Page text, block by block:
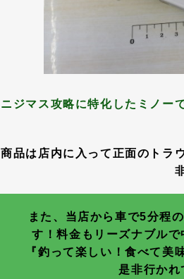
ニジマス攻略に特化したミノー
商品は店内に入って正面のトラ
また、当店から車で5分程
す！料金もリーズナブルで
『釣って楽しい！食べて美
是非行かれ